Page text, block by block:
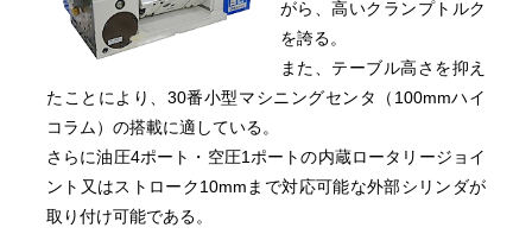
がら、高いクランプトルク
を誇る。
また、テーブル高さを抑え
たことにより、30番小型マシニングセンタ（100mmハイ
コラム）の搭載に適している。
さらに油圧4ポート・空圧1ポートの内蔵ロータリージョイ
ント又はストローク10mmまで対応可能な外部シリンダが
取り付け可能である。